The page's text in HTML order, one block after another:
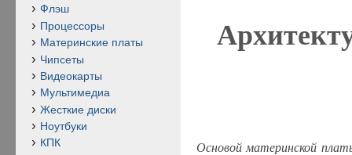
Основой материнской
Флэш
Процессоры
Материнские платы
Чипсеты
Видеокарты
Мультимедиа
Жесткие диски
Ноутбуки
КПК